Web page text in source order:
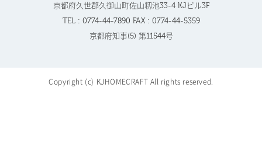
京都府久世郡久御山町佐山籾池33-4 KJビル3F
TEL : 0774-44-7890 FAX : 0774-44-5359
京都府知事(5) 第11544号
Copyright (c) KJHOMECRAFT All rights reserved.